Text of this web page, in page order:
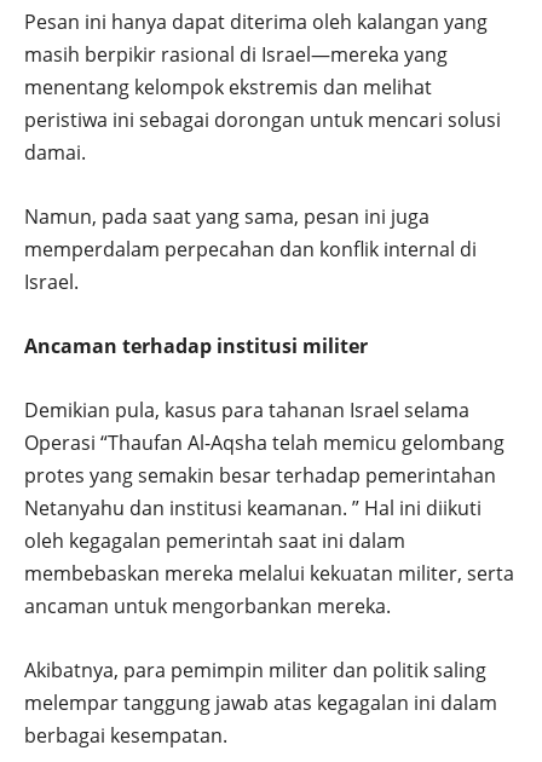
Pesan ini hanya dapat diterima oleh kalangan yang
masih berpikir rasional di Israel—mereka yang
menentang kelompok ekstremis dan melihat
peristiwa ini sebagai dorongan untuk mencari solusi
damai.
Namun, pada saat yang sama, pesan ini juga
memperdalam perpecahan dan konflik internal di
Israel.
Ancaman terhadap institusi militer
Demikian pula, kasus para tahanan Israel selama
Operasi “Thaufan Al-Aqsha telah memicu gelombang
protes yang semakin besar terhadap pemerintahan
Netanyahu dan institusi keamanan. ” Hal ini diikuti
oleh kegagalan pemerintah saat ini dalam
membebaskan mereka melalui kekuatan militer, serta
ancaman untuk mengorbankan mereka.
Akibatnya, para pemimpin militer dan politik saling
melempar tanggung jawab atas kegagalan ini dalam
berbagai kesempatan.